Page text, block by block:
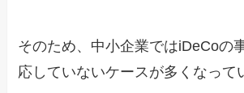
そのため、中小企業ではiDeCoの
応していないケースが多くなって